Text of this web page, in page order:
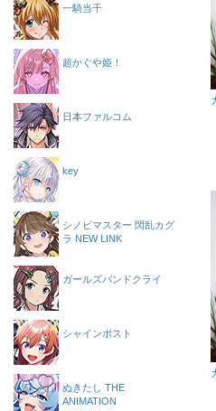
一騎当千
超かぐや姫！
日本ファルコム
key
シノビマスター 閃乱カグ
ラ NEW LINK
ガールズバンドクライ
シャインポスト
ぬきたし THE
ANIMATION